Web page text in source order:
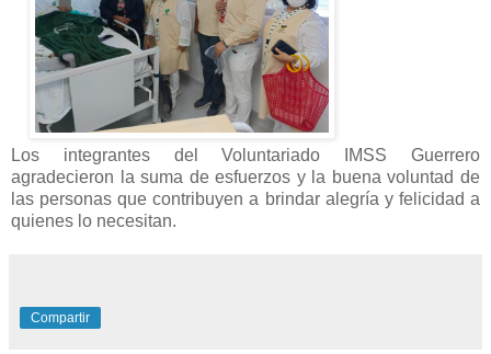
Los integrantes del Voluntariado IMSS Guerrero
agradecieron la suma de esfuerzos y la buena voluntad de
las personas que contribuyen a brindar alegría y felicidad a
quienes lo necesitan.
Compartir